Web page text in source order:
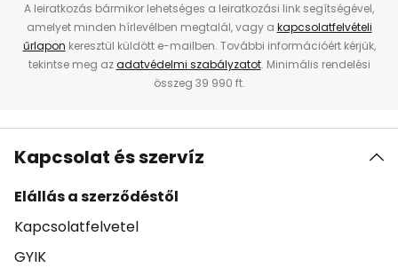
A leiratkozás bármikor lehetséges a leiratkozási link segítségével,
amelyet minden hírlevélben megtalál, vagy a kapcsolatfelvételi
űrlapon keresztül küldött e-mailben. További információért kérjük,
tekintse meg azadatvédelmi szabályzatot. Minimális rendelési
összeg 39 990 ft.
Kapcsolat és szervíz
Elállás a szerződéstől
Kapcsolatfelvetel
GYIK